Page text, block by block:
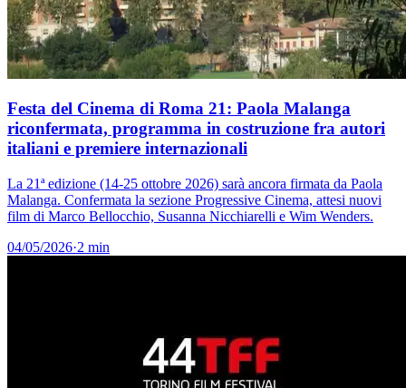
Festa del Cinema di Roma 21: Paola Malanga
riconfermata, programma in costruzione fra autori
italiani e premiere internazionali
La 21ª edizione (14-25 ottobre 2026) sarà ancora firmata da Paola
Malanga. Confermata la sezione Progressive Cinema, attesi nuovi
film di Marco Bellocchio, Susanna Nicchiarelli e Wim Wenders.
04/05/2026·2 min